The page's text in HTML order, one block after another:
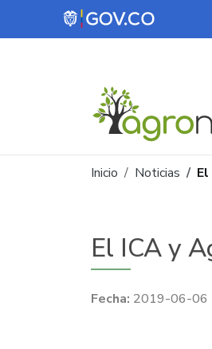
Pasar al contenido principal
Ruta de
Inicio Noticias
El ICA y
2019-06-06